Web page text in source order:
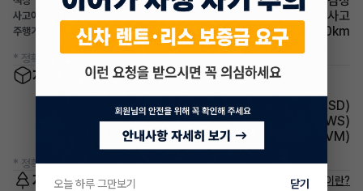
사고이력 무사고
주행거리(등록일기준) 27,000km
* 정확한 정보는 판매자와 반드시 확인하시기 바랍니다.
차량 옵션 정보
주행안전 후측방경보시스템(BSD)
주행안전 차선이탈경보(LDWS)
주차보조 어라운드뷰(AVM)
* 정확한 정보는 판매자와 반드시 확인하시기 바랍니다.
저공해차량 정보 저공해차량이란?
오늘 하루 그만보기 닫기